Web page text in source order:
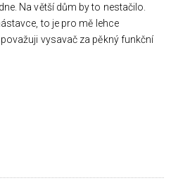
Na větší dům by to nestačilo.
to je pro mě lehce
vysavač za pěkný funkční